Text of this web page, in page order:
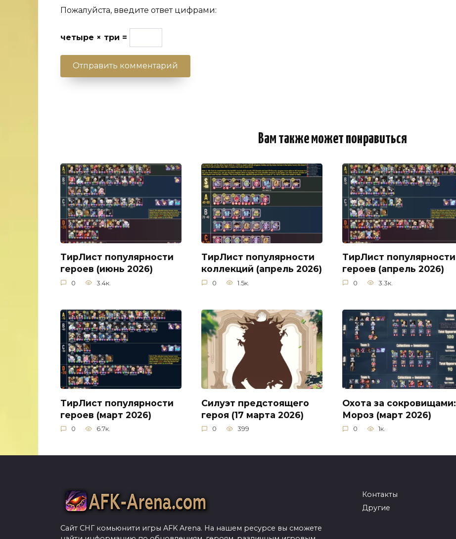
Пожалуйста, введите ответ цифрами:
четыре × три =
Вам также может понравиться
ТирЛист популярности
героев (июнь 2026)
0 3.4к.
ТирЛист популярности
коллекций (апрель 2026)
0 1.5к.
ТирЛист популярности
героев (апрель 2026)
0 3.3к.
ТирЛист популярности
героев (март 2026)
0 6.7к.
Силуэт предстоящего
героя (17 марта 2026)
0 399
Охота за сокровищами:
Мороз (март 2026)
0 1к.
Сайт СНГ комьюнити игры AFK Arena. На нашем ресурсе вы сможете
Контакты
Другие